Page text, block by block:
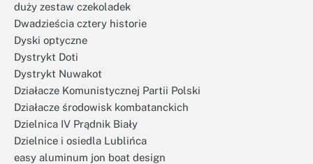
duży zestaw czekoladek
Dwadzieścia cztery historie
Dyski optyczne
Dystrykt Doti
Dystrykt Nuwakot
Działacze Komunistycznej Partii Polski
Działacze środowisk kombatanckich
Dzielnica IV Prądnik Biały
Dzielnice i osiedla Lublińca
easy aluminum jon boat design